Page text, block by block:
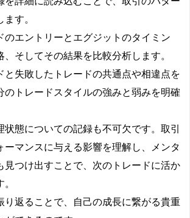
す。
のエントリーとエグジットのタイミン
、そしてその結果を比較分析します。
と失敗したトレードの共通点や相違点を
のトレードスタイルの強みと弱みを明確
状態についての記録も不可欠です。取引
ーマンスに与える影響を理解し、メンタ
見つけ出すことで、次のトレードに活か
り返ることで、自己の成長に繋がる貴重